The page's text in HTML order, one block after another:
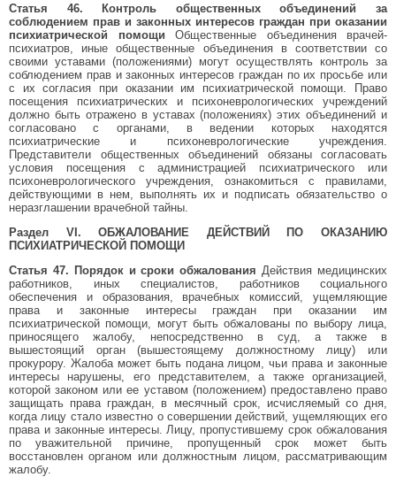
Статья 46. Контроль общественных объединений за
соблюдением прав и законных интересов граждан при оказании
психиатрической помощи Общественные объединения врачей-
психиатров, иные общественные объединения в соответствии со
своими уставами (положениями) могут осуществлять контроль за
соблюдением прав и законных интересов граждан по их просьбе или
с их согласия при оказании им психиатрической помощи. Право
посещения психиатрических и психоневрологических учреждений
должно быть отражено в уставах (положениях) этих объединений и
согласовано с органами, в ведении которых находятся
психиатрические и психоневрологические учреждения.
Представители общественных объединений обязаны согласовать
условия посещения с администрацией психиатрического или
психоневрологического учреждения, ознакомиться с правилами,
действующими в нем, выполнять их и подписать обязательство о
неразглашении врачебной тайны.
Раздел VI. ОБЖАЛОВАНИЕ ДЕЙСТВИЙ ПО ОКАЗАНИЮ
ПСИХИАТРИЧЕСКОЙ ПОМОЩИ
Статья 47. Порядок и сроки обжалования Действия медицинских
работников, иных специалистов, работников социального
обеспечения и образования, врачебных комиссий, ущемляющие
права и законные интересы граждан при оказании им
психиатрической помощи, могут быть обжалованы по выбору лица,
приносящего жалобу, непосредственно в суд, а также в
вышестоящий орган (вышестоящему должностному лицу) или
прокурору. Жалоба может быть подана лицом, чьи права и законные
интересы нарушены, его представителем, а также организацией,
которой законом или ее уставом (положением) предоставлено право
защищать права граждан, в месячный срок, исчисляемый со дня,
когда лицу стало известно о совершении действий, ущемляющих его
права и законные интересы. Лицу, пропустившему срок обжалования
по уважительной причине, пропущенный срок может быть
восстановлен органом или должностным лицом, рассматривающим
жалобу.